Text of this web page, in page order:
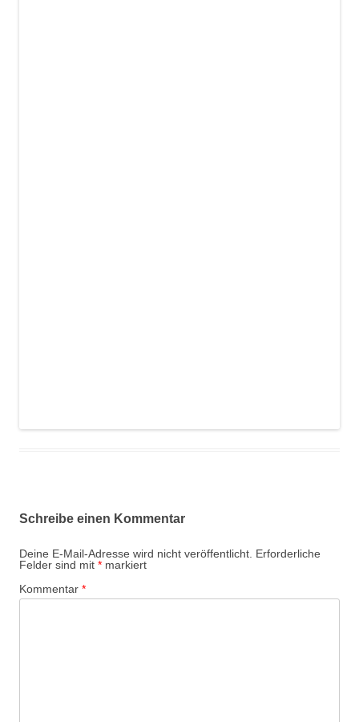
Schreibe einen Kommentar
Deine E-Mail-Adresse wird nicht veröffentlicht. Erforderliche
Felder sind mit * markiert
Kommentar *